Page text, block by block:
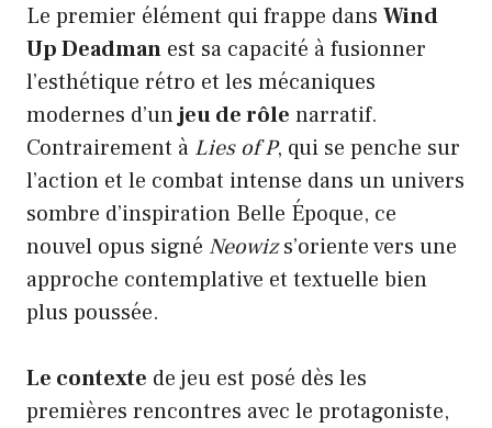
Le premier élément qui frappe dans Wind
Up Deadman est sa capacité à fusionner
l’esthétique rétro et les mécaniques
modernes d’unjeu de rôle narratif.
Contrairement à Lies of P, qui se penche sur
l’action et le combat intense dans un univers
sombre d’inspiration Belle Époque, ce
nouvel opus signé Neowizs’oriente vers une
approche contemplative et textuelle bien
plus poussée.
Le contexte de jeu est posé dès les
premières rencontres avec le protagoniste,